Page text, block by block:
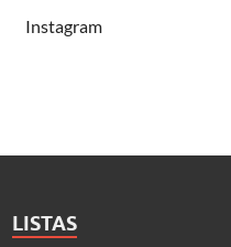
Instagram
LISTAS